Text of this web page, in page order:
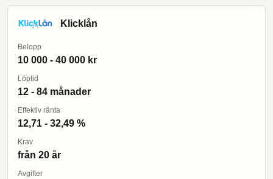
Klicklån
Belopp
10 000 - 40 000 kr
Löptid
12 - 84 månader
Effektiv ränta
12,71 - 32,49 %
Krav
från 20 år
Avgifter